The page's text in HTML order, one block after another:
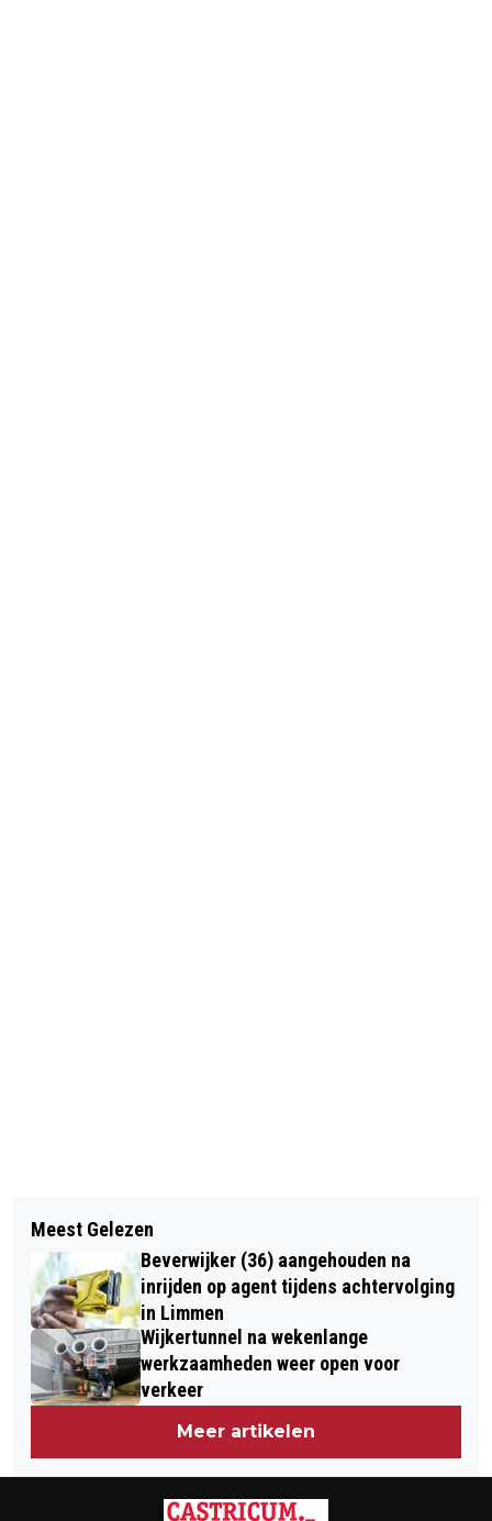
CORONA-MAATREGELEN OOK VAN
INVLOED OP RECREATIEVAART
VRIJSTELLING VOOR EREHAGEN BIJ
UITVAARTEN IN NOORD-HOLLAND
NOORD
Meest Gelezen
Beverwijker (36) aangehouden na
inrijden op agent tijdens achtervolging
in Limmen
Wijkertunnel na wekenlange
werkzaamheden weer open voor
verkeer
Meer artikelen